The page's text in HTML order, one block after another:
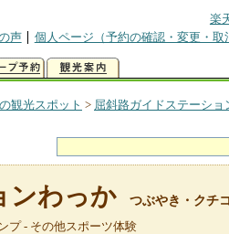
楽
声
個人ページ（予約の確認・変更・取
観光スポット > 屈斜路ガイドステーショ
ンわっか つぶやき・クチ
プ - その他スポーツ体験